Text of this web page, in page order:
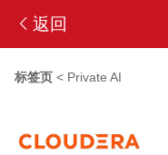
返回
标签页< Private AI